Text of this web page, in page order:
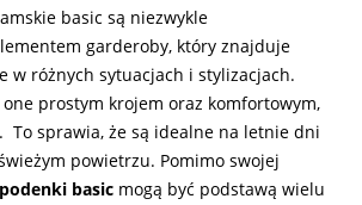
basic są niezwykle
garderoby, który znajduje
w różnych sytuacjach i stylizacjach.
prostym krojem oraz komfortowym,
To sprawia, że są idealne na letnie dni
powietrzu. Pomimo swojej
basic mogą być podstawą wielu